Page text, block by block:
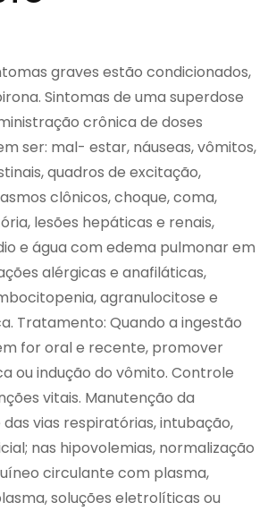
graves estão condicionados,
Sintomas de uma superdose
crônica de doses
ser: mal- estar, náuseas, vômitos,
quadros de excitação,
clônicos, choque, coma,
lesões hepáticas e renais,
e água com edema pulmonar em
alérgicas e anafiláticas,
agranulocitose e
Tratamento: Quando a ingestão
for oral e recente, promover
ou indução do vômito. Controle
vitais. Manutenção da
vias respiratórias, intubação,
nas hipovolemias, normalização
circulante com plasma,
soluções eletrolíticas ou